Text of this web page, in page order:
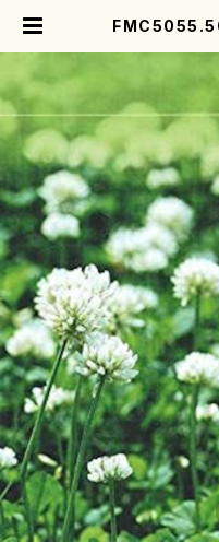
磨,中西覚/